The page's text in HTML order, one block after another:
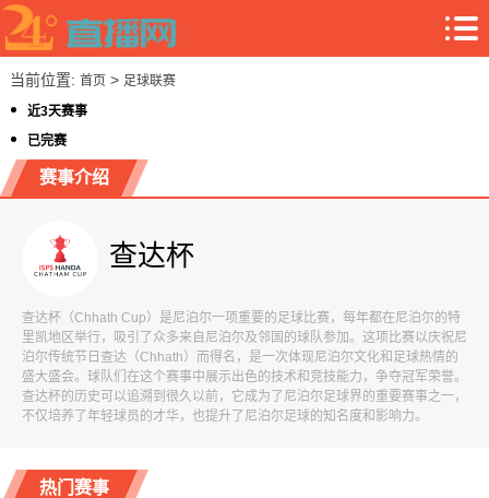
当前位置: 首页> 足球联赛
近3天赛事
已完赛
赛事介绍
查达杯
查达杯（Chhath Cup）是尼泊尔一项重要的足球比赛，每年都在尼泊尔的特
里凯地区举行，吸引了众多来自尼泊尔及邻国的球队参加。这项比赛以庆祝尼
泊尔传统节日查达（Chhath）而得名，是一次体现尼泊尔文化和足球热情的
盛大盛会。球队们在这个赛事中展示出色的技术和竞技能力，争夺冠军荣誉。
查达杯的历史可以追溯到很久以前，它成为了尼泊尔足球界的重要赛事之一，
不仅培养了年轻球员的才华，也提升了尼泊尔足球的知名度和影响力。
热门赛事